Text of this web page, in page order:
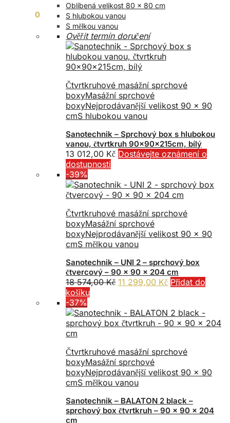
0
Oblíbená velikost 80 x 80 cm
S hlubokou vanou
S mělkou vanou
Ověřit termín doručení
Čtvrtkruhové masážní sprchové
boxyMasážní sprchové
boxyNejprodávanější velikost 90 x 90
cmS hlubokou vanou
Sanotechnik – Sprchový box s hlubokou
vanou, čtvrtkruh 90x90x215cm, bílý
13 012,00 Kč Dostávejte oznámení o
dostupnosti
-39%
Čtvrtkruhové masážní sprchové
boxyMasážní sprchové
boxyNejprodávanější velikost 90 x 90
cmS mělkou vanou
Sanotechnik – UNI 2 – sprchový box
čtvercový – 90 x 90 x 204 cm
18 574,00Kč Původní
18
574,00 Kč.
11 299,00 KčAktuální
11
299,00 Kč.
Přidat do
košíku
-37%
Čtvrtkruhové masážní sprchové
boxyMasážní sprchové
boxyNejprodávanější velikost 90 x 90
cmS mělkou vanou
Sanotechnik – BALATON 2 black –
sprchový box čtvrtkruh – 90 x 90 x 204
cm